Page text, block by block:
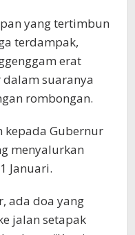
yang tertimbun
terdampak,
erat
suaranya
rombongan.
kepada Gubernur
menyalurkan
Januari.
ada doa yang
jalan setapak